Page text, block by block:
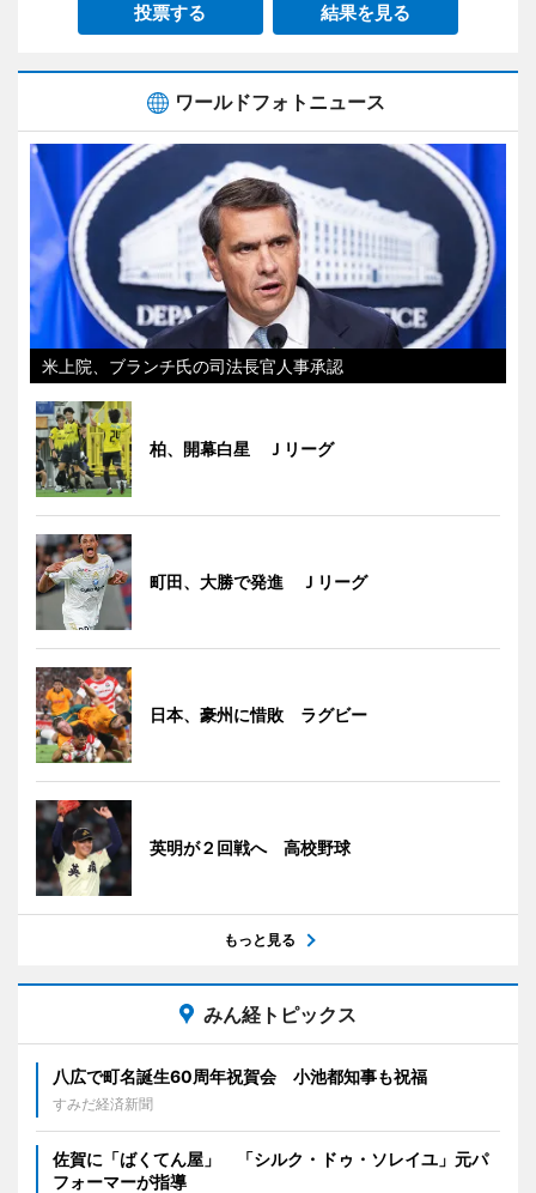
投票する 結果を見る
ワールドフォトニュース
米上院、ブランチ氏の司法長官人事承認
柏、開幕白星 Ｊリーグ
町田、大勝で発進 Ｊリーグ
日本、豪州に惜敗 ラグビー
英明が２回戦へ 高校野球
もっと見る
みん経トピックス
八広で町名誕生60周年祝賀会 小池都知事も祝福
すみだ経済新聞
佐賀に「ばくてん屋」 「シルク・ドゥ・ソレイユ」元パ
フォーマーが指導